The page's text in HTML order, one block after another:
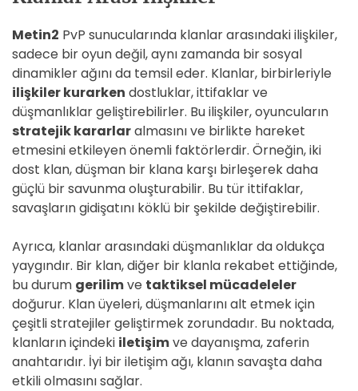
Metin2 PvP sunucularında klanlar arasındaki ilişkiler,
sadece bir oyun değil, aynı zamanda bir sosyal
dinamikler ağını da temsil eder. Klanlar, birbirleriyle
ilişkiler kurarken dostluklar, ittifaklar ve
düşmanlıklar geliştirebilirler. Bu ilişkiler, oyuncuların
stratejik kararlaralmasını ve birlikte hareket
etmesini etkileyen önemli faktörlerdir. Örneğin, iki
dost klan, düşman bir klana karşı birleşerek daha
güçlü bir savunma oluşturabilir. Bu tür ittifaklar,
savaşların gidişatını köklü bir şekilde değiştirebilir.
Ayrıca, klanlar arasındaki düşmanlıklar da oldukça
yaygındır. Bir klan, diğer bir klanla rekabet ettiğinde,
bu durum gerilimve taktiksel mücadeleler
doğurur. Klan üyeleri, düşmanlarını alt etmek için
çeşitli stratejiler geliştirmek zorundadır. Bu noktada,
klanların içindeki iletişimve dayanışma, zaferin
anahtarıdır. İyi bir iletişim ağı, klanın savaşta daha
etkili olmasını sağlar.